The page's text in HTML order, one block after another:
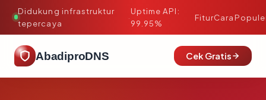
Didukung infrastruktur
tepercaya
·
Uptime API:
99.95%
FiturCara
AbadiproDNS Cek Gratis